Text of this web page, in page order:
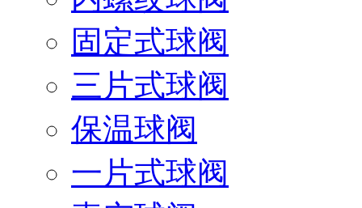
固定式球阀
三片式球阀
保温球阀
一片式球阀